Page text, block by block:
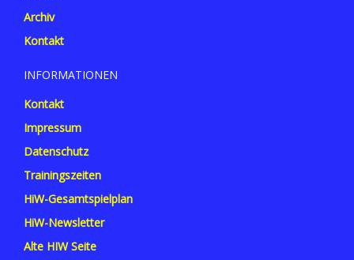
Archiv
Kontakt
INFORMATIONEN
Kontakt
Impressum
Datenschutz
Trainingszeiten
HiW-Gesamtspielplan
HiW-Newsletter
Alte HIW Seite